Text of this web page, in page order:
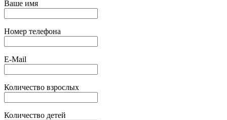
Ваше имя
Номер телефона
E-Mail
Количество взрослых
Количество детей